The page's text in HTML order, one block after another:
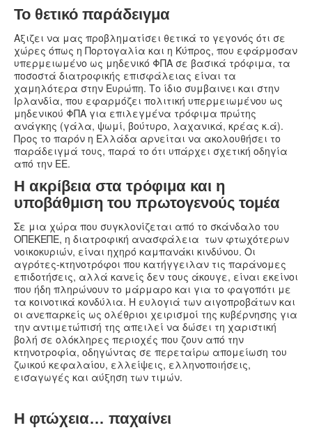
Το θετικό παράδειγμα
Αξιζει να μας προβληματίσει θετικά το γεγονός ότι σε
χώρες όπως η Πορτογαλία και η Κύπρος, που εφάρμοσαν
υπερμειωμένο ως μηδενικό ΦΠΑ σε βασικά τρόφιμα, τα
ποσοστά διατροφικής επισφάλειας είναι τα
χαμηλότερα στην Ευρώπη. Το ίδιο συμβαινει και στην
Ιρλανδία, που εφαρμόζει πολιτική υπερμειωμένου ως
μηδενικού ΦΠΑ για επιλεγμένα τρόφιμα πρώτης
ανάγκης (γάλα, ψωμί, βούτυρο, λαχανικά, κρέας κ.ά).
Προς το παρόν η Ελλάδα αρνείται να ακολουθήσει το
παράδειγμά τους, παρά το ότι υπάρχει σχετική οδηγία
από την ΕΕ.
Η ακρίβεια στα τρόφιμα και η
υποβάθμιση του πρωτογενούς τομέα
Σε μια χώρα που συγκλονίζεται από το σκάνδαλο του
ΟΠΕΚΕΠΕ, η διατροφική ανασφάλεια των φτωχότερων
νοικοκυριών, είναι ηχηρό καμπανάκι κινδύνου. Οι
αγρότες-κτηνοτρόφοι που κατήγγειλαν τις παράνομες
επιδοτήσεις, αλλά κανείς δεν τους άκουγε, είναι εκείνοι
που ήδη πληρώνουν το μάρμαρο και για το φαγοπότι με
τα κοινοτικά κονδύλια. Η ευλογιά των αιγοπροβάτων και
οι ανεπαρκείς ως ολέθριοι χειρισμοί της κυβέρνησης για
την αντιμετώπισή της απειλεί να δώσει τη χαριστική
βολή σε ολόκληρες περιοχές που ζουν από την
κτηνοτροφία, οδηγώντας σε περεταίρω απομείωση του
ζωικού κεφαλαίου, ελλείψεις, ελληνοποιήσεις,
εισαγωγές και αύξηση των τιμών.
Η φτώχεια… παχαίνει